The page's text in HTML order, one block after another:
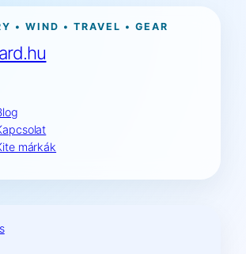
• WIND • TRAVEL • GEAR
márkák